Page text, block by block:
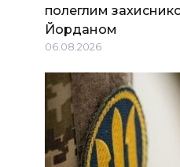
полеглим
Йорданом
06.08.2026